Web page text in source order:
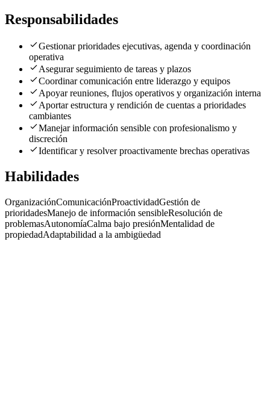
Responsabilidades
Gestionar prioridades ejecutivas, agenda y coordinación
operativa
Asegurar seguimiento de tareas y plazos
Coordinar comunicación entre liderazgo y equipos
Apoyar reuniones, flujos operativos y organización interna
Aportar estructura y rendición de cuentas a prioridades
cambiantes
Manejar información sensible con profesionalismo y
discreción
Identificar y resolver proactivamente brechas operativas
Habilidades
OrganizaciónComunicaciónProactividadGestión de
prioridadesManejo de información sensibleResolución de
problemasAutonomíaCalma bajo presiónMentalidad de
propiedadAdaptabilidad a la ambigüedad